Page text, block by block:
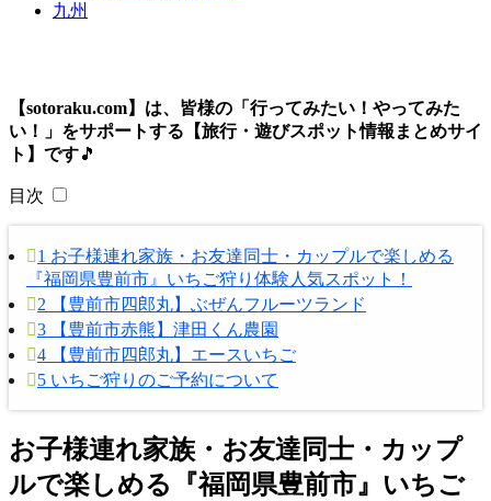
九州
【sotoraku.com】は、皆様の「行ってみたい！やってみた
い！」をサポートする【旅行・遊びスポット情報まとめサイ
ト】です🎵
目次
1 お子様連れ家族・お友達同士・カップルで楽しめる
『福岡県豊前市』いちご狩り体験人気スポット！
2 【豊前市四郎丸】ぶぜんフルーツランド
3 【豊前市赤熊】津田くん農園
4 【豊前市四郎丸】エースいちご
5 いちご狩りのご予約について
お子様連れ家族・お友達同士・カップ
ルで楽しめる『福岡県豊前市』いちご